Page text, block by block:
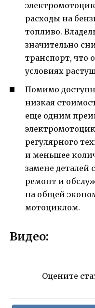
расходы на
топливо.
значительно
транспорт, что
условиях
Помимо
низкая
еще одним
регулярного
и меньшее
замене
ремонт и
на общей
мотоциклом.
Видео:
Оцените